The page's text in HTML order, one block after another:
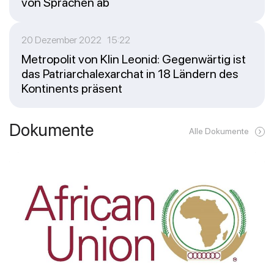
20 Dezember 2022 15:22
Metropolit von Klin Leonid: Gegenwärtig ist
das Patriarchalexarchat in 18 Ländern des
Kontinents präsent
Dokumente Alle Dokumente